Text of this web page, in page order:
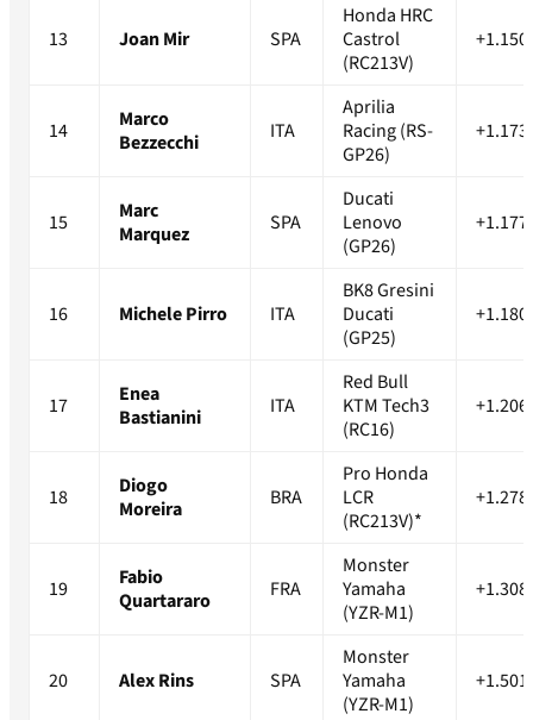
13 Joan Mir SPA
Honda HRC
Castrol
(RC213V)
14
Marco
Bezzecchi
ITA
Aprilia
Racing (RS-
GP26)
15
Marc
Marquez
SPA
Ducati
Lenovo
(GP26)
16 Michele Pirro ITA
BK8 Gresini
Ducati
(GP25)
17
Enea
Bastianini
ITA
Red Bull
KTM Tech3
(RC16)
18
Diogo
Moreira
BRA
Pro Honda
LCR
(RC213V)*
19
Fabio
Quartararo
FRA
Monster
Yamaha
(YZR-M1)
20 Alex Rins SPA
Monster
Yamaha
(YZR-M1)